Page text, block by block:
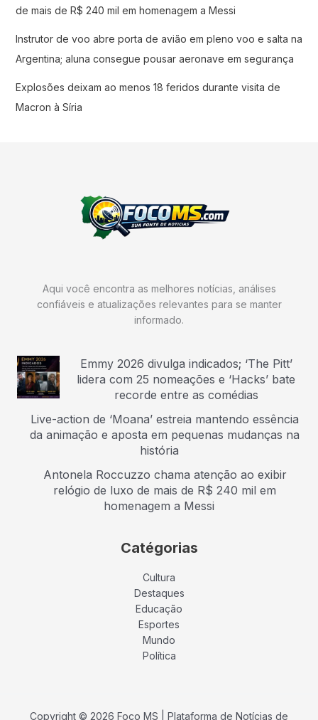
de mais de R$ 240 mil em homenagem a Messi
Instrutor de voo abre porta de avião em pleno voo e salta na
Argentina; aluna consegue pousar aeronave em segurança
Explosões deixam ao menos 18 feridos durante visita de
Macron à Síria
Aqui você encontra as melhores notícias, análises
confiáveis e atualizações relevantes para se manter
informado.
Emmy 2026 divulga indicados; ‘The Pitt’
lidera com 25 nomeações e ‘Hacks’ bate
recorde entre as comédias
Live-action de ‘Moana’ estreia mantendo essência
da animação e aposta em pequenas mudanças na
história
Antonela Roccuzzo chama atenção ao exibir
relógio de luxo de mais de R$ 240 mil em
homenagem a Messi
Catégorias
Cultura
Destaques
Educação
Esportes
Mundo
Política
Copyright © 2026 Foco MS | Plataforma de Notícias de